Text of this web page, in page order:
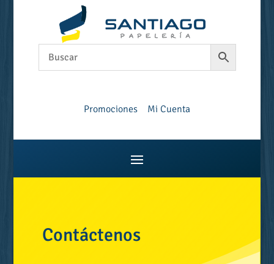
Promociones Mi Cuenta
Contáctenos